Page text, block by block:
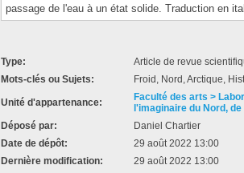
passage de l'eau à un état solide. Traduction en
Type:
Article de revue
Mots-clés ou Sujets:
Froid, Nord, Arctique,
Unité d'appartenance:
Faculté des arts >
l'imaginaire du Nord,
Déposé par:
Daniel Chartier
Date de dépôt:
29 août 2022 13:00
Dernière modification:
29 août 2022 13:00